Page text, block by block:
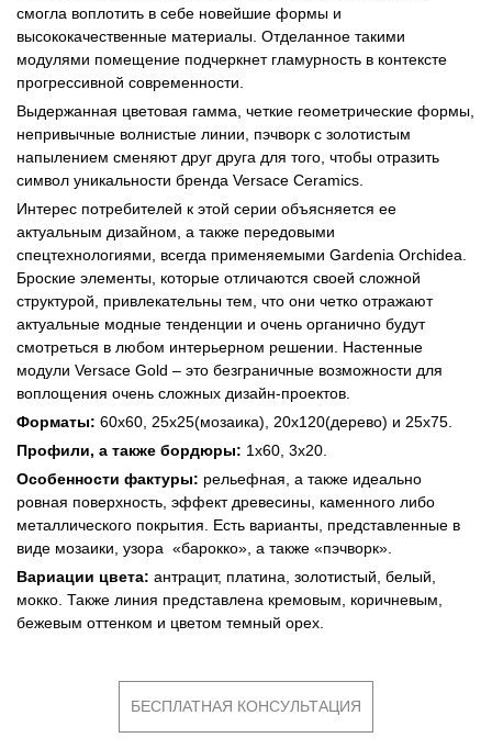
смогла воплотить в себе новейшие формы и
высококачественные материалы. Отделанное такими
модулями помещение подчеркнет гламурность в контексте
прогрессивной современности.
Выдержанная цветовая гамма, четкие геометрические формы,
непривычные волнистые линии, пэчворк с золотистым
напылением сменяют друг друга для того, чтобы отразить
символ уникальности бренда Versace Ceramics.
Интерес потребителей к этой серии объясняется ее
актуальным дизайном, а также передовыми
спецтехнологиями, всегда применяемыми Gardenia Orchidea.
Броские элементы, которые отличаются своей сложной
структурой, привлекательны тем, что они четко отражают
актуальные модные тенденции и очень органично будут
смотреться в любом интерьерном решении. Настенные
модули Versace Gold – это безграничные возможности для
воплощения очень сложных дизайн-проектов.
Форматы: 60х60, 25х25(мозаика), 20х120(дерево) и 25х75.
Профили, а также бордюры: 1х60, 3х20.
Особенности фактуры: рельефная, а также идеально
ровная поверхность, эффект древесины, каменного либо
металлического покрытия. Есть варианты, представленные в
виде мозаики, узора «барокко», а также «пэчворк».
Вариации цвета: антрацит, платина, золотистый, белый,
мокко. Также линия представлена кремовым, коричневым,
бежевым оттенком и цветом темный орех.
БЕСПЛАТНАЯ КОНСУЛЬТАЦИЯ